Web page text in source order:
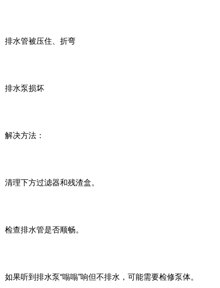
排水管被压住、折弯
排水泵损坏
解决方法：
清理下方过滤器和残渣盒。
检查排水管是否顺畅。
如果听到排水泵“嗡嗡”响但不排水，可能需要检修泵体。